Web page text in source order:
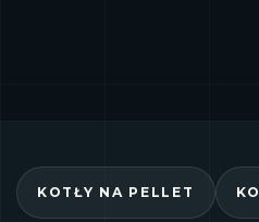
KOTŁY NA PELLET